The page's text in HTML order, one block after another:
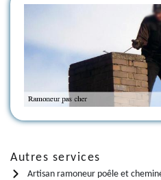
Autres services
Artisan ramoneur poêle et